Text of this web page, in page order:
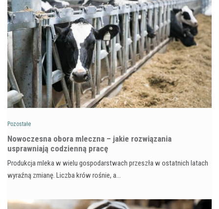
Pozostałe
Nowoczesna obora mleczna – jakie rozwiązania
usprawniają codzienną pracę
Produkcja mleka w wielu gospodarstwach przeszła w ostatnich latach
wyraźną zmianę. Liczba krów rośnie, a…